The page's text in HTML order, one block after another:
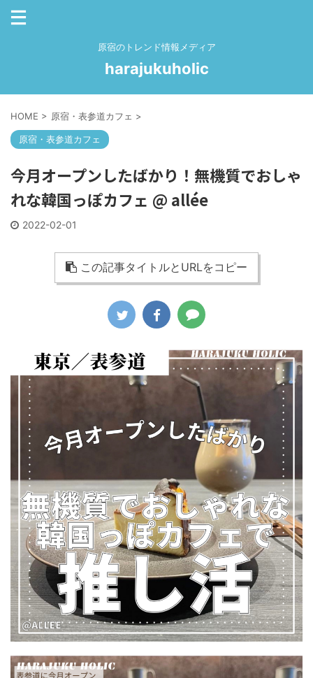
原宿のトレンド情報メディア
harajukuholic
HOME > 原宿・表参道カフェ >
原宿・表参道カフェ
今月オープンしたばかり！無機質でおしゃ
れな韓国っぽカフェ @ allée
2022-02-01
この記事タイトルとURLをコピー